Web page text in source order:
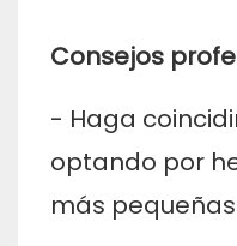
Consejos
- Haga
optando por
más